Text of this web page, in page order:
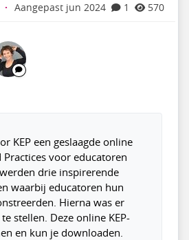
· Aangepast jun 2024 1 570
KEP een geslaagde online
voor educatoren
drie inspirerende
waarbij educatoren hun
Hierna was er
stellen. Deze online KEP-
en kun je downloaden.